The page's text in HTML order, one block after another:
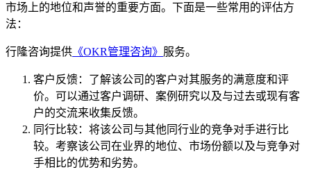
市场上的地位和声誉的重要方面。下面是一些常用的评估方
法：
行隆咨询提供 《OKR管理咨询》 服务。
客户反馈：了解该公司的客户对其服务的满意度和评
价。可以通过客户调研、案例研究以及与过去或现有客
户的交流来收集反馈。
同行比较：将该公司与其他同行业的竞争对手进行比
较。考察该公司在业界的地位、市场份额以及与竞争对
手相比的优势和劣势。